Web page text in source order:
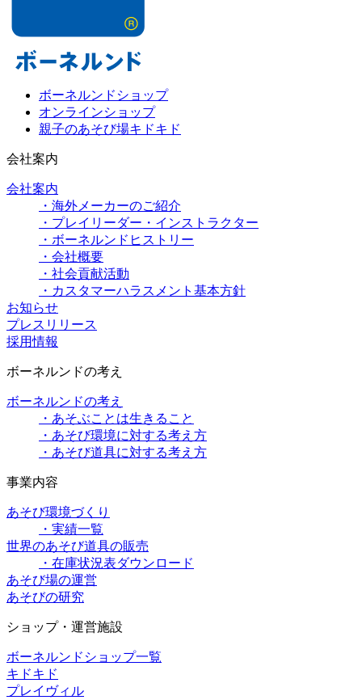
ボーネルンドショップ
オンラインショップ
親子のあそび場キドキド
会社案内
会社案内
・海外メーカーのご紹介
・プレイリーダー・インストラクター
・ボーネルンドヒストリー
・会社概要
・社会貢献活動
・カスタマーハラスメント基本方針
お知らせ
プレスリリース
採用情報
ボーネルンドの考え
ボーネルンドの考え
・あそぶことは生きること
・あそび環境に対する考え方
・あそび道具に対する考え方
事業内容
あそび環境づくり
・実績一覧
世界のあそび道具の販売
・在庫状況表ダウンロード
あそび場の運営
あそびの研究
ショップ・運営施設
ボーネルンドショップ一覧
キドキド
プレイヴィル